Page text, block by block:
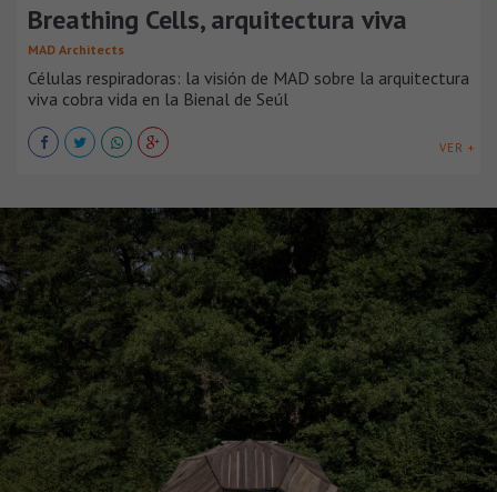
Breathing Cells, arquitectura viva
MAD Architects
Células respiradoras: la visión de MAD sobre la arquitectura
viva cobra vida en la Bienal de Seúl
VER +